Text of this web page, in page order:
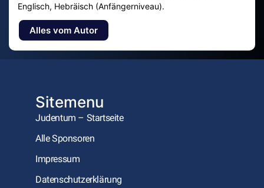
Englisch, Hebräisch (Anfängerniveau).
Alles vom Autor
Sitemenu
Judentum – Startseite
Alle Sponsoren
Impressum
Datenschutzerklärung